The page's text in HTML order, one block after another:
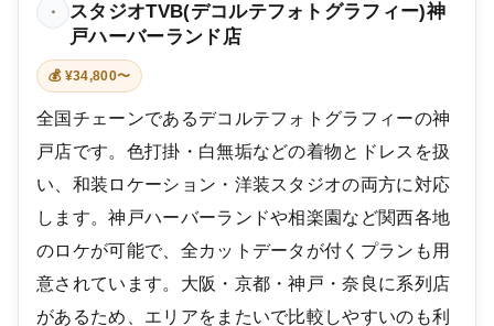
・
スタジオTVB(デコルテフォトグラフィー)神
戸ハーバーランド店
💰 ¥34,800〜
全国チェーンであるデコルテフォトグラフィーの神
戸店です。色打掛・白無垢などの着物とドレスを扱
い、和装ロケーション・洋装スタジオの両方に対応
します。神戸ハーバーランドや相楽園など関西各地
のロケが可能で、全カットデータが付くプランも用
意されています。大阪・京都・神戸・奈良に系列店
があるため、エリアをまたいで比較しやすいのも利